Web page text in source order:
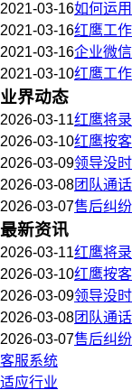
2021-03-16如何运
2021-03-16红鹰工
2021-03-16企业微
2021-03-10红鹰工
业界动态
2026-03-11红鹰将
2026-03-10红鹰按
2026-03-09领导没
2026-03-08团队通
2026-03-07售后纠
最新资讯
2026-03-11红鹰将
2026-03-10红鹰按
2026-03-09领导没
2026-03-08团队通
2026-03-07售后纠
客服系统
适应行业